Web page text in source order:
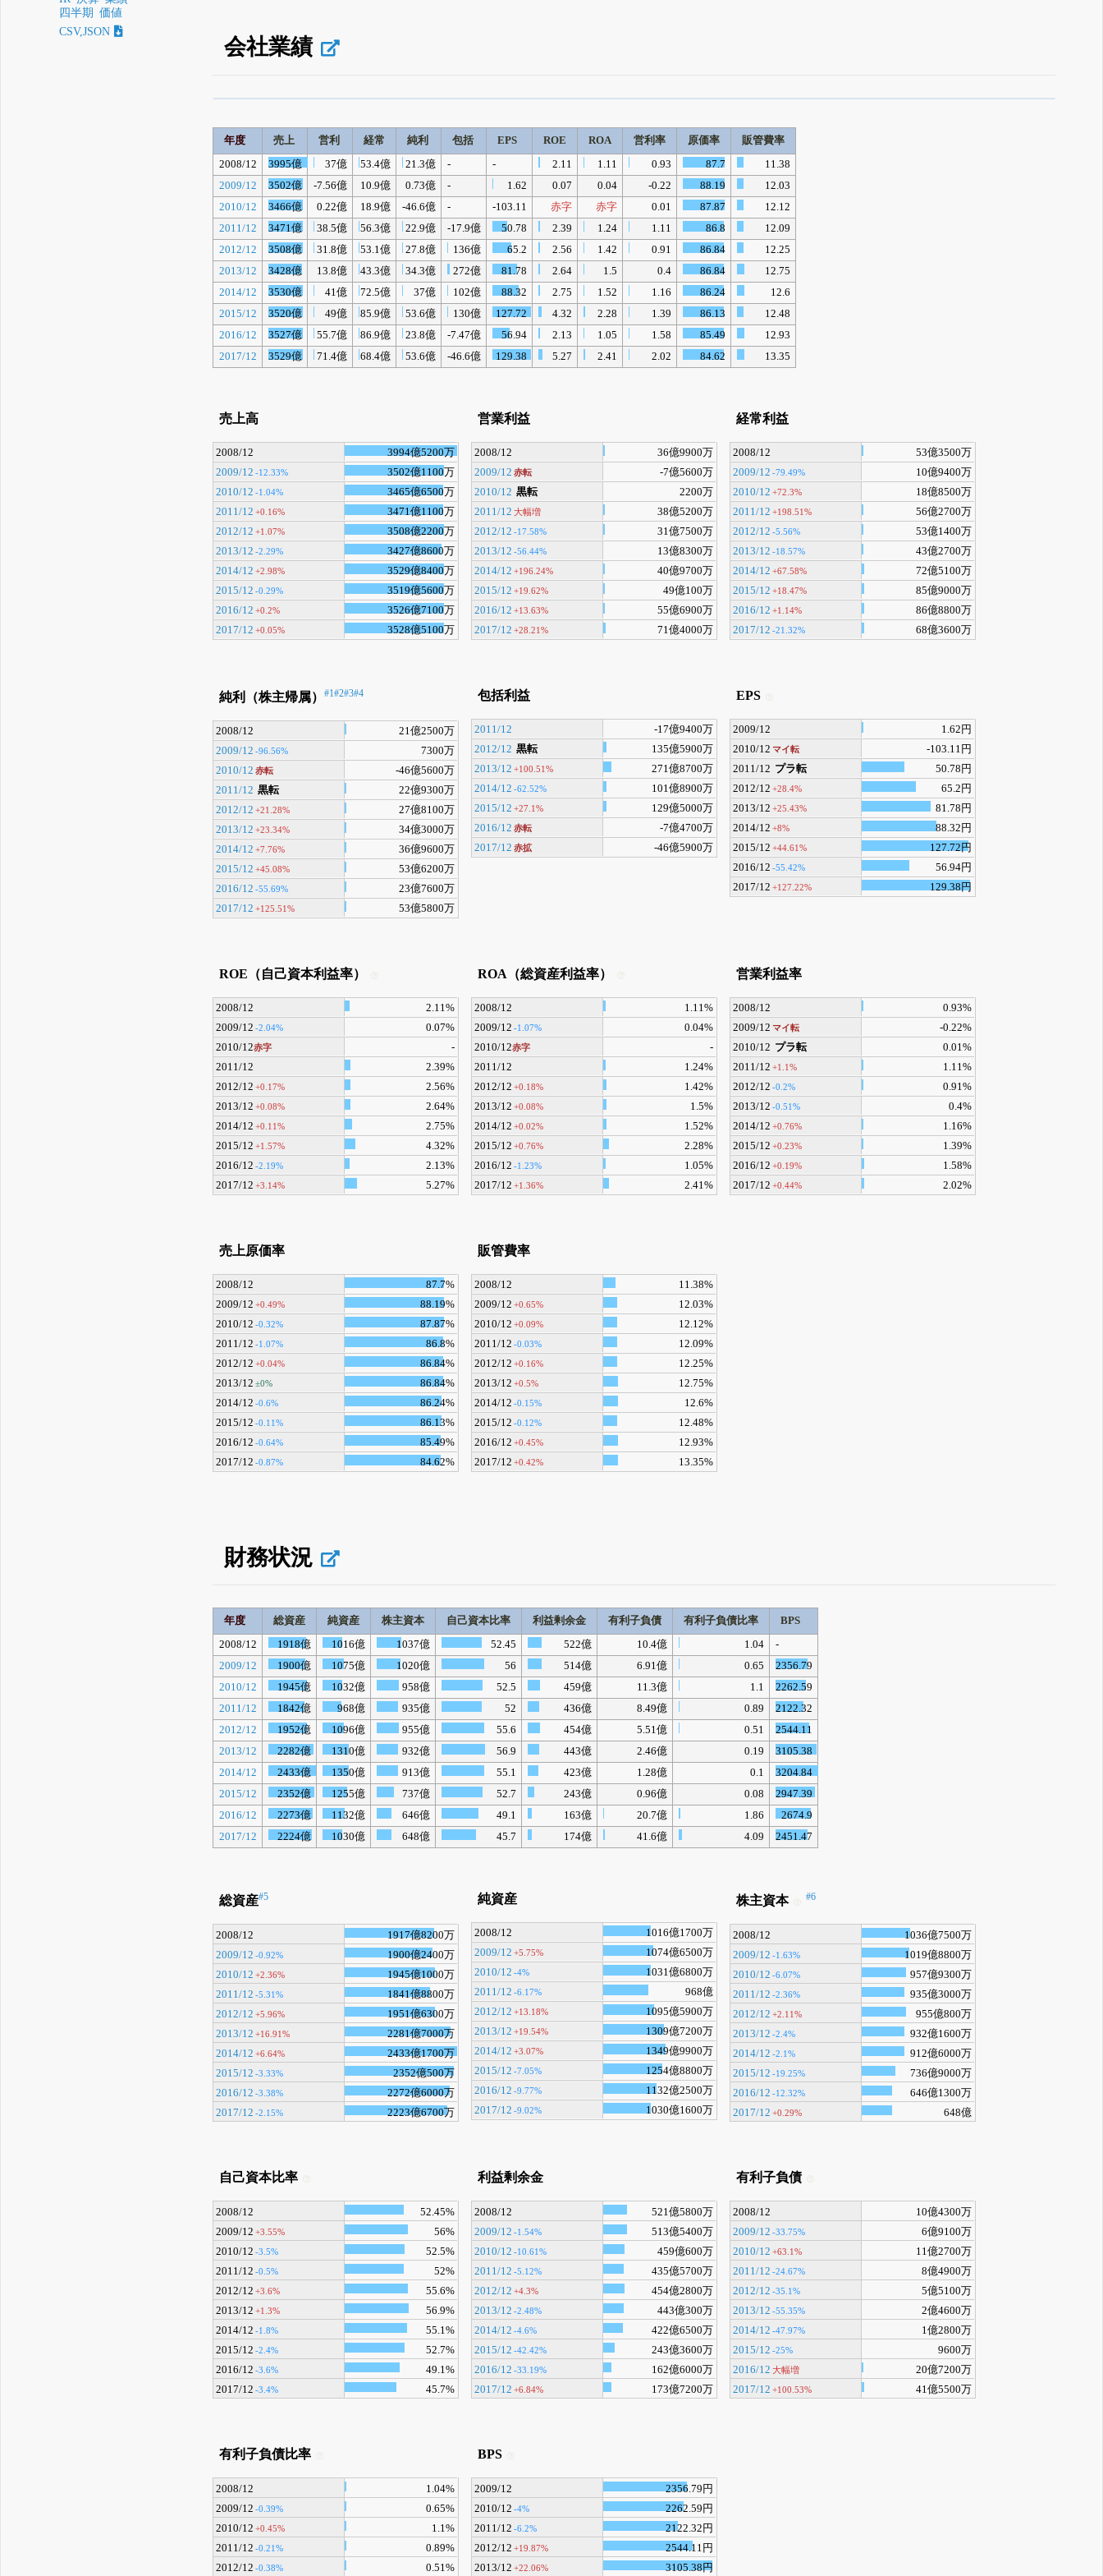
四半期 価値
CSV,JSON
会社業績
無料でβ版をはじめる
登録すると永久30%OFFと米株版の先行利用も付きます
年度 売上 営利 経常 純利 包括 EPS ROE ROA 営利率 原価率 販管費率
2008/12 3995億 37億 53.4億 21.3億 - - 2.11 1.11 0.93 87.7
11.38
2009/12
3502億 -7.56億 10.9億 0.73億 - 1.62 0.07 0.04 -0.22 88.19
12.03
2010/12
3466億 0.22億 18.9億 -46.6億 - -103.11 赤字 赤字 0.01 87.87
12.12
2011/12
3471億 38.5億 56.3億 22.9億 -17.9億 50.78 2.39 1.24 1.11 86.8
12.09
2012/12
3508億 31.8億 53.1億 27.8億 136億 65.2 2.56 1.42 0.91 86.84
12.25
2013/12
3428億 13.8億 43.3億 34.3億 272億 81.78 2.64 1.5 0.4 86.84
12.75
2014/12
3530億 41億 72.5億 37億 102億 88.32 2.75 1.52 1.16 86.24
12.6
2015/12
3520億 49億 85.9億 53.6億 130億 127.72 4.32 2.28 1.39 86.13
12.48
2016/12
3527億 55.7億 86.9億 23.8億 -7.47億 56.94 2.13 1.05 1.58 85.49
12.93
2017/12
3529億 71.4億 68.4億 53.6億 -46.6億 129.38 5.27 2.41 2.02 84.62 13.35
売上高
2008/12
3994億5200万
2009/12 -12.33%
3502億1100万
2010/12 -1.04%
3465億6500万
2011/12 +0.16%
3471億1100万
2012/12 +1.07%
3508億2200万
2013/12 -2.29%
3427億8600万
2014/12 +2.98%
3529億8400万
2015/12 -0.29%
3519億5600万
2016/12 +0.2%
3526億7100万
2017/12 +0.05% 3528億5100万
営業利益
2008/12
36億9900万
2009/12 赤転
-7億5600万
2010/12 黒転
2200万
2011/12 大幅増
38億5200万
2012/12 -17.58%
31億7500万
2013/12 -56.44%
13億8300万
2014/12 +196.24%
40億9700万
2015/12 +19.62%
49億100万
2016/12 +13.63%
55億6900万
2017/12 +28.21% 71億4000万
経常利益
2008/12
53億3500万
2009/12 -79.49%
10億9400万
2010/12 +72.3%
18億8500万
2011/12 +198.51%
56億2700万
2012/12 -5.56%
53億1400万
2013/12 -18.57%
43億2700万
2014/12 +67.58%
72億5100万
2015/12 +18.47%
85億9000万
2016/12 +1.14%
86億8800万
2017/12 -21.32% 68億3600万
純利（株主帰属）#1#2#3#4
2008/12
21億2500万
2009/12 -96.56%
7300万
2010/12 赤転
-46億5600万
2011/12 黒転
22億9300万
2012/12 +21.28%
27億8100万
2013/12 +23.34%
34億3000万
2014/12 +7.76%
36億9600万
2015/12 +45.08%
53億6200万
2016/12 -55.69%
23億7600万
2017/12 +125.51% 53億5800万
包括利益
2011/12
-17億9400万
2012/12 黒転
135億5900万
2013/12 +100.51%
271億8700万
2014/12 -62.52%
101億8900万
2015/12 +27.1%
129億5000万
2016/12 赤転
-7億4700万
2017/12 赤拡 -46億5900万
EPS
2009/12
1.62円
2010/12 マイ転
-103.11円
2011/12 プラ転
50.78円
2012/12 +28.4%
65.2円
2013/12 +25.43%
81.78円
2014/12 +8%
88.32円
2015/12 +44.61%
127.72円
2016/12 -55.42%
56.94円
2017/12 +127.22% 129.38円
ROE（自己資本利益率）
2008/12
2.11%
2009/12 -2.04%
0.07%
2010/12赤字
-
2011/12
2.39%
2012/12 +0.17%
2.56%
2013/12 +0.08%
2.64%
2014/12 +0.11%
2.75%
2015/12 +1.57%
4.32%
2016/12 -2.19%
2.13%
2017/12 +3.14% 5.27%
ROA（総資産利益率）
2008/12
1.11%
2009/12 -1.07%
0.04%
2010/12赤字
-
2011/12
1.24%
2012/12 +0.18%
1.42%
2013/12 +0.08%
1.5%
2014/12 +0.02%
1.52%
2015/12 +0.76%
2.28%
2016/12 -1.23%
1.05%
2017/12 +1.36% 2.41%
営業利益率
2008/12
0.93%
2009/12 マイ転
-0.22%
2010/12 プラ転
0.01%
2011/12 +1.1%
1.11%
2012/12 -0.2%
0.91%
2013/12 -0.51%
0.4%
2014/12 +0.76%
1.16%
2015/12 +0.23%
1.39%
2016/12 +0.19%
1.58%
2017/12 +0.44% 2.02%
売上原価率
2008/12
87.7%
2009/12 +0.49%
88.19%
2010/12 -0.32%
87.87%
2011/12 -1.07%
86.8%
2012/12 +0.04%
86.84%
2013/12 ±0%
86.84%
2014/12 -0.6%
86.24%
2015/12 -0.11%
86.13%
2016/12 -0.64%
85.49%
2017/12 -0.87% 84.62%
販管費率
2008/12
11.38%
2009/12 +0.65%
12.03%
2010/12 +0.09%
12.12%
2011/12 -0.03%
12.09%
2012/12 +0.16%
12.25%
2013/12 +0.5%
12.75%
2014/12 -0.15%
12.6%
2015/12 -0.12%
12.48%
2016/12 +0.45%
12.93%
2017/12 +0.42% 13.35%
財務状況
年度 総資産 純資産 株主資本 自己資本比率 利益剰余金 有利子負債 有利子負債比率 BPS
2008/12 1918億 1016億 1037億 52.45 522億 10.4億 1.04
-
2009/12
1900億 1075億 1020億 56 514億 6.91億 0.65
2356.79
2010/12
1945億 1032億 958億 52.5 459億 11.3億 1.1
2262.59
2011/12
1842億 968億 935億 52 436億 8.49億 0.89
2122.32
2012/12
1952億 1096億 955億 55.6 454億 5.51億 0.51
2544.11
2013/12
2282億 1310億 932億 56.9 443億 2.46億 0.19
3105.38
2014/12
2433億 1350億 913億 55.1 423億 1.28億 0.1
3204.84
2015/12
2352億 1255億 737億 52.7 243億 0.96億 0.08
2947.39
2016/12
2273億 1132億 646億 49.1 163億 20.7億 1.86
2674.9
2017/12
2224億 1030億 648億 45.7 174億 41.6億 4.09 2451.47
総資産#5
2008/12
1917億8200万
2009/12 -0.92%
1900億2400万
2010/12 +2.36%
1945億1000万
2011/12 -5.31%
1841億8800万
2012/12 +5.96%
1951億6300万
2013/12 +16.91%
2281億7000万
2014/12 +6.64%
2433億1700万
2015/12 -3.33%
2352億500万
2016/12 -3.38%
2272億6000万
2017/12 -2.15% 2223億6700万
純資産
2008/12
1016億1700万
2009/12 +5.75%
1074億6500万
2010/12 -4%
1031億6800万
2011/12 -6.17%
968億
2012/12 +13.18%
1095億5900万
2013/12 +19.54%
1309億7200万
2014/12 +3.07%
1349億9900万
2015/12 -7.05%
1254億8800万
2016/12 -9.77%
1132億2500万
2017/12 -9.02% 1030億1600万
株主資本 #6
2008/12
1036億7500万
2009/12 -1.63%
1019億8800万
2010/12 -6.07%
957億9300万
2011/12 -2.36%
935億3000万
2012/12 +2.11%
955億800万
2013/12 -2.4%
932億1600万
2014/12 -2.1%
912億6000万
2015/12 -19.25%
736億9000万
2016/12 -12.32%
646億1300万
2017/12 +0.29% 648億
自己資本比率
2008/12
52.45%
2009/12 +3.55%
56%
2010/12 -3.5%
52.5%
2011/12 -0.5%
52%
2012/12 +3.6%
55.6%
2013/12 +1.3%
56.9%
2014/12 -1.8%
55.1%
2015/12 -2.4%
52.7%
2016/12 -3.6%
49.1%
2017/12 -3.4% 45.7%
利益剰余金
2008/12
521億5800万
2009/12 -1.54%
513億5400万
2010/12 -10.61%
459億600万
2011/12 -5.12%
435億5700万
2012/12 +4.3%
454億2800万
2013/12 -2.48%
443億300万
2014/12 -4.6%
422億6500万
2015/12 -42.42%
243億3600万
2016/12 -33.19%
162億6000万
2017/12 +6.84% 173億7200万
有利子負債
2008/12
10億4300万
2009/12 -33.75%
6億9100万
2010/12 +63.1%
11億2700万
2011/12 -24.67%
8億4900万
2012/12 -35.1%
5億5100万
2013/12 -55.35%
2億4600万
2014/12 -47.97%
1億2800万
2015/12 -25%
9600万
2016/12 大幅増
20億7200万
2017/12 +100.53% 41億5500万
有利子負債比率
2008/12
1.04%
2009/12 -0.39%
0.65%
2010/12 +0.45%
1.1%
2011/12 -0.21%
0.89%
2012/12 -0.38% 0.51%
BPS
2009/12
2356.79円
2010/12 -4%
2262.59円
2011/12 -6.2%
2122.32円
2012/12 +19.87%
2544.11円
2013/12 +22.06% 3105.38円